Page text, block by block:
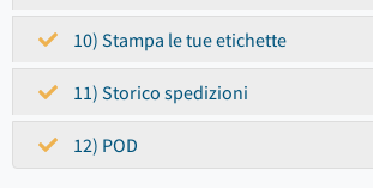
10) Stampa le tue etichette
11) Storico spedizioni
12) POD